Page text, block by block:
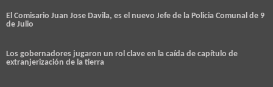
El Comisario Juan Jose Davila, es el nuevo Jefe de la Policia Comunal de 9
de Julio
Los gobernadores jugaron un rol clave en la caída de capítulo de
extranjerización de la tierra